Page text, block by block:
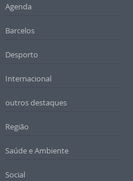
Agenda
Barcelos
Desporto
Internacional
outros destaques
Região
Saúde e Ambiente
Social